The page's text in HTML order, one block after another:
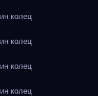
колец
колец
колец
колец